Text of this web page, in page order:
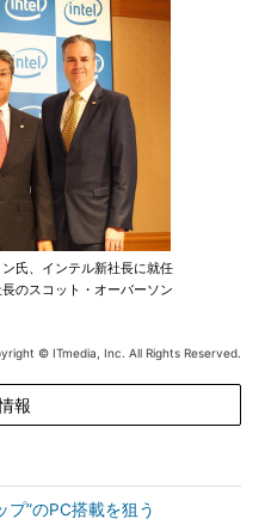
氏、インテル新社長に就任
のスコット・オーバーソン
© ITmedia, Inc. All Rights Reserved.
報
プ”のPC搭載を狙う